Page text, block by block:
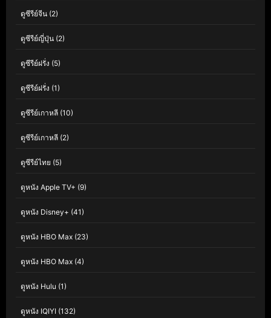
ดูซีรีย์จีน (2)
ดูซีรีย์ญี่ปุ่น (2)
ดูซีรีย์ฝรั่ง (5)
ดูซีรีย์ฝรั่ง (1)
ดูซีรีย์เกาหลี (10)
ดูซีรีย์เกาหลี (2)
ดูซีรีย์ไทย (5)
ดูหนัง Apple TV+ (9)
ดูหนัง Disney+ (41)
ดูหนัง HBO Max (23)
ดูหนัง HBO Max (4)
ดูหนัง Hulu (1)
ดูหนัง IQIYI (132)